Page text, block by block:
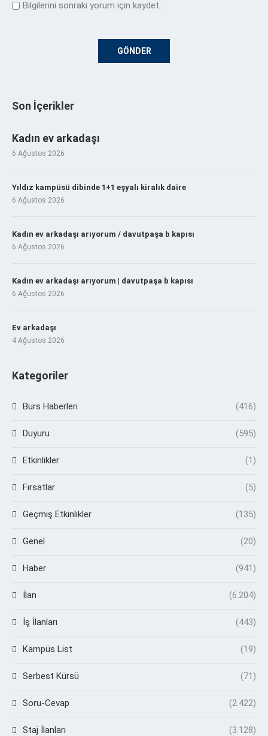
Bilgilerini sonraki yorum için kaydet.
Son İçerikler
Kadın ev arkadaşı
6 Ağustos 2026
Yıldız kampüsü dibinde 1+1 eşyalı kiralık daire
6 Ağustos 2026
Kadın ev arkadaşı arıyorum / davutpaşa b kapısı
6 Ağustos 2026
Kadın ev arkadaşı arıyorum | davutpaşa b kapısı
6 Ağustos 2026
Ev arkadaşı
4 Ağustos 2026
Kategoriler
Burs Haberleri (416)
Duyuru (595)
Etkinlikler (1)
Fırsatlar (5)
Geçmiş Etkinlikler (135)
Genel (20)
Haber (941)
İlan (6.204)
İş İlanları (443)
Kampüs List (19)
Serbest Kürsü (71)
Soru-Cevap (2.422)
Staj İlanları (3.128)